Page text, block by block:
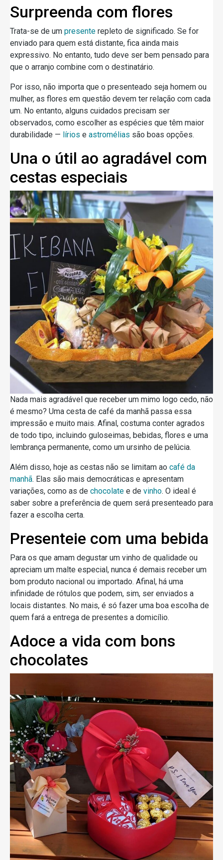
Surpreenda com flores
Trata-se de um presente repleto de significado. Se for
enviado para quem está distante, fica ainda mais
expressivo. No entanto, tudo deve ser bem pensado para
que o arranjo combine com o destinatário.
Por isso, não importa que o presenteado seja homem ou
mulher, as flores em questão devem ter relação com cada
um. No entanto, alguns cuidados precisam ser
observados, como escolher as espécies que têm maior
durabilidade — lírios e astromélias são boas opções.
Una o útil ao agradável com
cestas especiais
Nada mais agradável que receber um mimo logo cedo, não
é mesmo? Uma cesta de café da manhã passa essa
impressão e muito mais. Afinal, costuma conter agrados
de todo tipo, incluindo guloseimas, bebidas, flores e uma
lembrança permanente, como um ursinho de pelúcia.
Além disso, hoje as cestas não se limitam ao café da
manhã. Elas são mais democráticas e apresentam
variações, como as de chocolate e de vinho. O ideal é
saber sobre a preferência de quem será presenteado para
fazer a escolha certa.
Presenteie com uma bebida
Para os que amam degustar um vinho de qualidade ou
apreciam um malte especial, nunca é demais receber um
bom produto nacional ou importado. Afinal, há uma
infinidade de rótulos que podem, sim, ser enviados a
locais distantes. No mais, é só fazer uma boa escolha de
quem fará a entrega de presentes a domicílio.
Adoce a vida com bons
chocolates